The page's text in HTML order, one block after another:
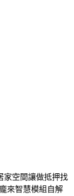
家空間讓做抵押找
來智慧模組自解